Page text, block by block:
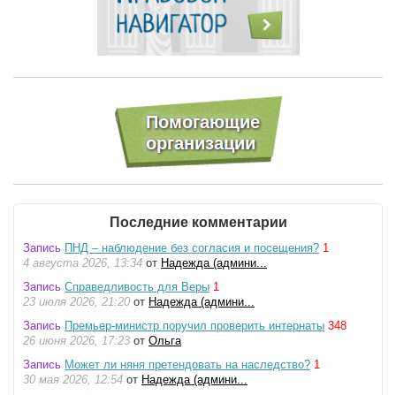
Последние комментарии
Запись ПНД – наблюдение без согласия и посещения? 1
4 августа 2026, 13:34 от Надежда (админи...
Запись Справедливость для Веры 1
23 июля 2026, 21:20 от Надежда (админи...
Запись Премьер-министр поручил проверить интернаты 348
26 июня 2026, 17:23 от Ольга
Запись Может ли няня претендовать на наследство? 1
30 мая 2026, 12:54 от Надежда (админи...